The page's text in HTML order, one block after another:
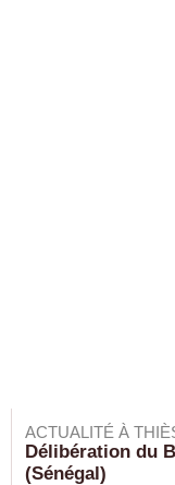
ACTUALITÉ À
Délibération du
(Sénégal)